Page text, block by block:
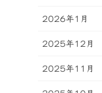
2026年1月
2025年12月
2025年11月